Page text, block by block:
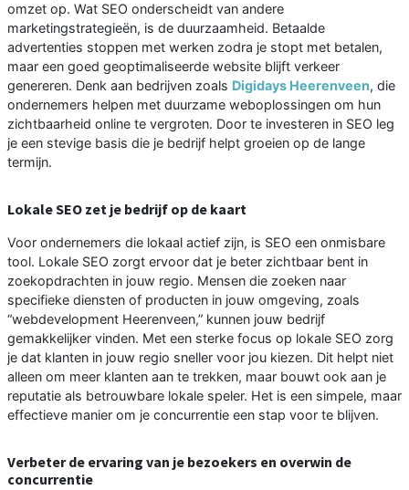
omzet op. Wat SEO onderscheidt van andere
marketingstrategieën, is de duurzaamheid. Betaalde
advertenties stoppen met werken zodra je stopt met betalen,
maar een goed geoptimaliseerde website blijft verkeer
genereren. Denk aan bedrijven zoals Digidays Heerenveen, die
ondernemers helpen met duurzame weboplossingen om hun
zichtbaarheid online te vergroten. Door te investeren in SEO leg
je een stevige basis die je bedrijf helpt groeien op de lange
termijn.
Lokale SEO zet je bedrijf op de kaart
Voor ondernemers die lokaal actief zijn, is SEO een onmisbare
tool. Lokale SEO zorgt ervoor dat je beter zichtbaar bent in
zoekopdrachten in jouw regio. Mensen die zoeken naar
specifieke diensten of producten in jouw omgeving, zoals
“webdevelopment Heerenveen,” kunnen jouw bedrijf
gemakkelijker vinden. Met een sterke focus op lokale SEO zorg
je dat klanten in jouw regio sneller voor jou kiezen. Dit helpt niet
alleen om meer klanten aan te trekken, maar bouwt ook aan je
reputatie als betrouwbare lokale speler. Het is een simpele, maar
effectieve manier om je concurrentie een stap voor te blijven.
Verbeter de ervaring van je bezoekers en overwin de
concurrentie